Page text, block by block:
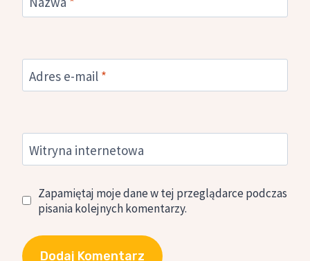
Adres e-mail *
Witryna internetowa
Zapamiętaj moje dane w tej przeglądarce podczas
pisania kolejnych komentarzy.